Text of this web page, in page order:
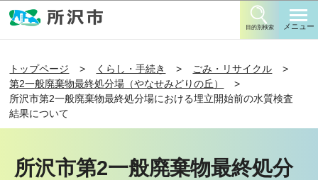
目的別検索 メニュー
トップページ くらし・手続き
ごみ・リサイクル
第2一般廃棄物最終処分場（やなせみどりの丘）
所沢市第2一般廃棄物最終処分場における埋立開始前の水質検査
結果について
所沢市第2一般廃棄物最終処分